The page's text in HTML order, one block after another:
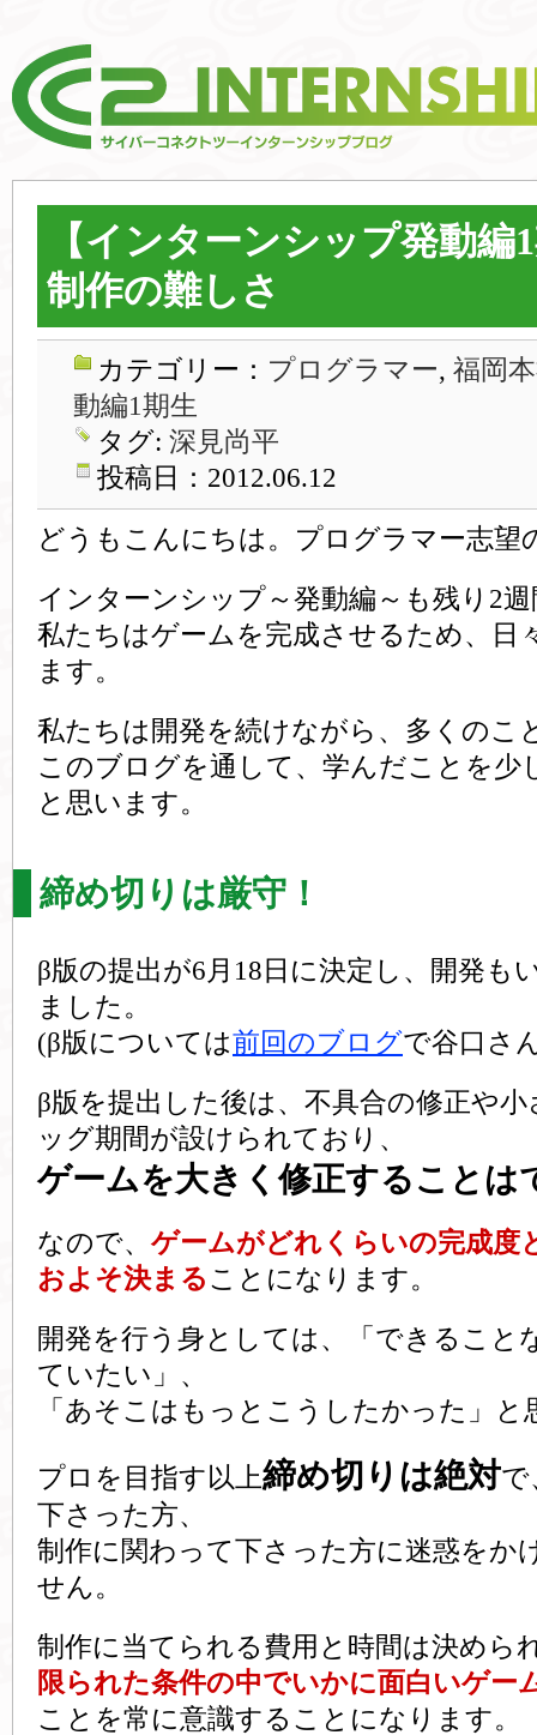
【インターンシップ発動編
制作の難しさ
カテゴリー： プログラマー, 福岡
動編1期生
タグ: 深見尚平
投稿日：2012.06.12
どうもこんにちは。プログラマー志望
インターンシップ～発動編～も残り2
私たちはゲームを完成させるため、日
ます。
私たちは開発を続けながら、多くのこ
このブログを通して、学んだことを少
と思います。
締め切りは厳守！
β版の提出が6月18日に決定し、開発も
ました。
(β版については前回のブログで谷口さ
β版を提出した後は、不具合の修正や
ッグ期間が設けられており、
ゲームを大きく修正することは
なので、 ゲームがどれくらいの完成度
およそ決まる ことになります。
開発を行う身としては、「できること
ていたい」、
「あそこはもっとこうしたかった」
プロを目指す以上締め切りは絶対で
下さった方、
制作に関わって下さった方に迷惑をか
せん。
制作に当てられる費用と時間は決めら
限られた条件の中でいかに面白いゲー
ことを常に意識することになります。